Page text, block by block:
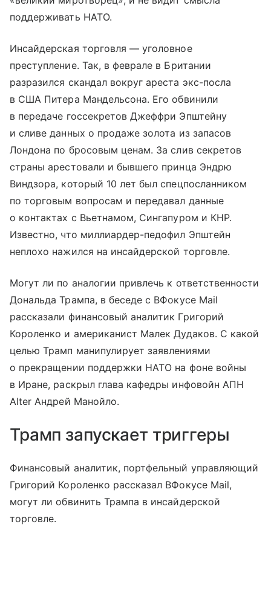
поддерживать НАТО.
Инсайдерская торговля — уголовное
преступление. Так, в феврале в Британии
разразился скандал вокруг ареста экс-посла
в США Питера Мандельсона. Его обвинили
в передаче госсекретов Джеффри Эпштейну
и сливе данных о продаже золота из запасов
Лондона по бросовым ценам. За слив секретов
страны арестовали и бывшего принца Эндрю
Виндзора, который 10 лет был спецпосланником
по торговым вопросам и передавал данные
о контактах с Вьетнамом, Сингапуром и КНР.
Известно, что миллиардер-педофил Эпштейн
неплохо нажился на инсайдерской торговле.
Могут ли по аналогии привлечь к ответственности
Дональда Трампа, в беседе с ВФокусе Mail
рассказали финансовый аналитик Григорий
Короленко и американист Малек Дудаков. С какой
целью Трамп манипулирует заявлениями
о прекращении поддержки НАТО на фоне войны
в Иране, раскрыл глава кафедры инфовойн АПН
Alter Андрей Манойло.
Трамп запускает триггеры
Финансовый аналитик, портфельный управляющий
Григорий Короленко рассказал ВФокусе Mail,
могут ли обвинить Трампа в инсайдерской
торговле.